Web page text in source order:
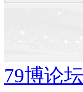
79博论坛